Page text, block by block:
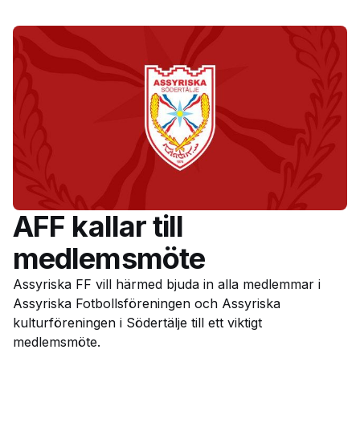
AFF kallar till
medlemsmöte
Assyriska FF vill härmed bjuda in alla medlemmar i
Assyriska Fotbollsföreningen och Assyriska
kulturföreningen i Södertälje till ett viktigt
medlemsmöte.